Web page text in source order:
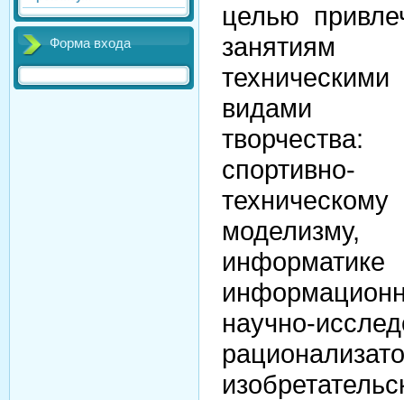
Форма входа
целью
занятиям
техническими
видами
творчества:
спортивно-
техническому
моделизму,
научно-